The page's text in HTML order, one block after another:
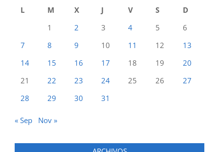
L
M X J V S
D
1
2 3 4 5
6
7
8 9 10 11 12
13
14
15 16 17 18 19
20
21
22 23 24 25 26
27
28
29 30 31
« Sep Nov »